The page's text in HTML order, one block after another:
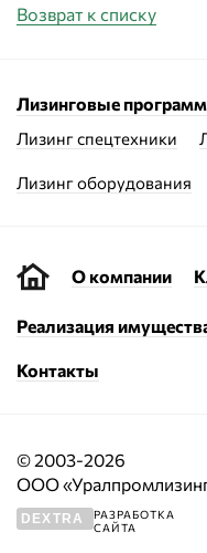
Возврат к списку
Лизинговые
Лизинг спецтехники
Лизинг оборудования
О компании
Реализация
Контакты
© 2003-2026
ООО
DEXTRA
РАЗРАБОТКА
САЙТА